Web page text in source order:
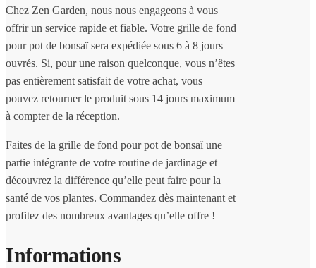
Chez Zen Garden, nous nous engageons à vous
offrir un service rapide et fiable. Votre grille de fond
pour pot de bonsaï sera expédiée sous 6 à 8 jours
ouvrés. Si, pour une raison quelconque, vous n’êtes
pas entièrement satisfait de votre achat, vous
pouvez retourner le produit sous 14 jours maximum
à compter de la réception.
Faites de la grille de fond pour pot de bonsaï une
partie intégrante de votre routine de jardinage et
découvrez la différence qu’elle peut faire pour la
santé de vos plantes. Commandez dès maintenant et
profitez des nombreux avantages qu’elle offre !
Informations